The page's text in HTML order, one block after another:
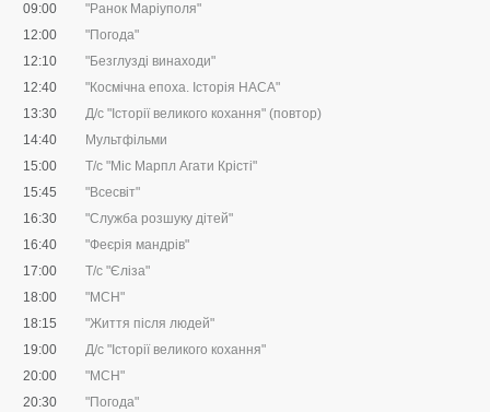
09:00
"Ранок Маріуполя"
12:00
"Погода"
12:10
"Безглузді винаходи"
12:40
"Космічна епоха. Історія НАСА"
13:30
Д/с "Історії великого кохання" (повтор)
14:40
Мультфільми
15:00
Т/с "Міс Марпл Агати Крісті"
15:45
"Всесвіт"
16:30
"Служба розшуку дітей"
16:40
"Феєрія мандрів"
17:00
Т/с "Єліза"
18:00
"МСН"
18:15
"Життя після людей"
19:00
Д/с "Історії великого кохання"
20:00
"МСН"
20:30
"Погода"